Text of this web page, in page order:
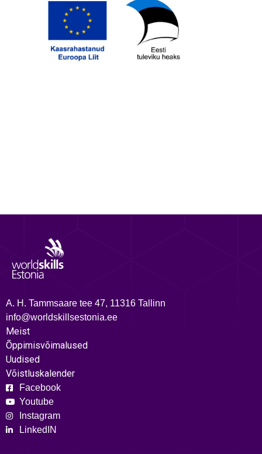
A. H. Tammsaare tee 47, 11316 Tallinn
info@worldskillsestonia.ee
Meist
Õppimisvõimalused
Uudised
Võistluskalender
Facebook
Youtube
Instagram
LinkedIN